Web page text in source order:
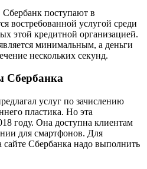
поступают в
востребованной услугой среди
этой кредитной организацией.
минимальным, а деньги
нескольких секунд.
Сбербанка
услуг по зачислению
пластика. Но эта
году. Она доступна клиентам
для смартфонов. Для
Сбербанка надо выполнить